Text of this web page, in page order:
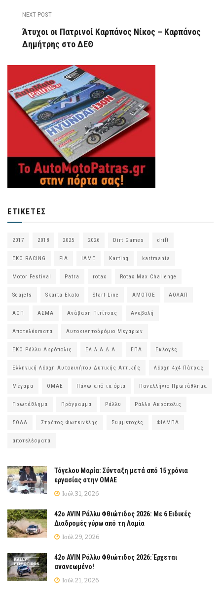
NEXT POST
Άτυχοι οι Πατρινοί Καρπάνος Νίκος – Καρπάνος
Δημήτρης στο ΔΕΘ
ΕΤΙΚΈΤΕΣ
2017 2018 2025 2026 Dirt Games drift
EKO RACING FIA IAME Karting kartmania
Motor Festival Patra rotax Rotax Max Challenge
Seajets Skarta Ekato Start Line ΑΜΟΤΟΕ ΑΟΛΑΠ
ΑΟΠ ΑΣΜΑ Ανάβαση Πιτίτσας Αναβολή
Αποτελέsmατα Αυτοκινητοδρόμιο Μεγάρων
ΕΚΟ Ράλλυ Ακρόπολις ΕΛ.Λ.Α.Δ.Α. ΕΠΑ Εκλογές
Ελληνική Λέσχη Αυτοκινήτου Δυτικής Αττικής Λέσχη 4χ4 Πάτρας
Μέγαρα ΟΜΑΕ Πάνω από τα όρια Πανελλήνιο Πρωτάθλημα
Πρωτάθλημα Πρόγραμμα Ράλλυ Ράλλυ Ακρόπολις
ΣΟΑΑ Στράτος Φωτεινέλης Συμμετοχές ΦΙΛΜΠΑ
αποτελέσματα
Τόγελου Μαρία: Σύνταξη μετά από 15 χρόνια
εργασίας στην ΟΜΑΕ
Ιούλ 31, 2026
42ο AVIN Ράλλυ Φθιώτιδος 2026: Με 6 Ειδικές
Διαδρομές γύρω από τη Λαμία
Ιούλ 29, 2026
42ο AVIN Ράλλυ Φθιώτιδος 2026: Έρχεται
ανανεωμένο!
Ιούλ 21, 2026